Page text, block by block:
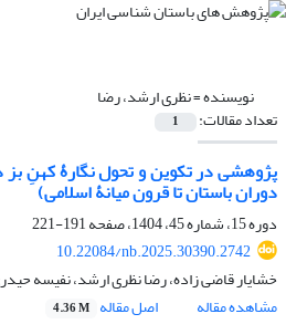
نویسنده =نظری ارشد، رضا
تعداد مقالات: 1
پژوهشی در تکوین و تحول نگارۀ کهنِ بز
دوران باستان تا قرون میانۀ اسلامی)
دوره 15، شماره 45، 1404، صفحه
191-221
10.22084/nb.2025.30390.2742
خشایار قاضی زاده، رضا نظری ارشد، نفیسه
مشاهده مقاله
اصل مقاله 4.36 M